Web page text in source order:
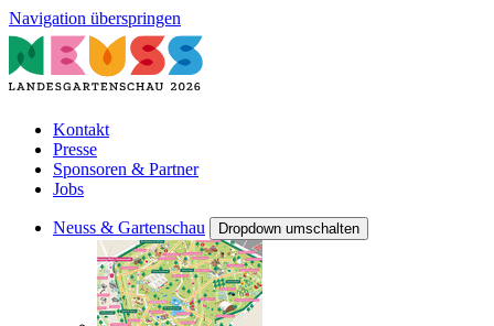
Navigation überspringen
Kontakt
Presse
Sponsoren & Partner
Jobs
Neuss & Gartenschau Dropdown umschalten